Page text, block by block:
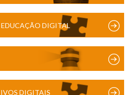
DIGITAL
DIGITAIS